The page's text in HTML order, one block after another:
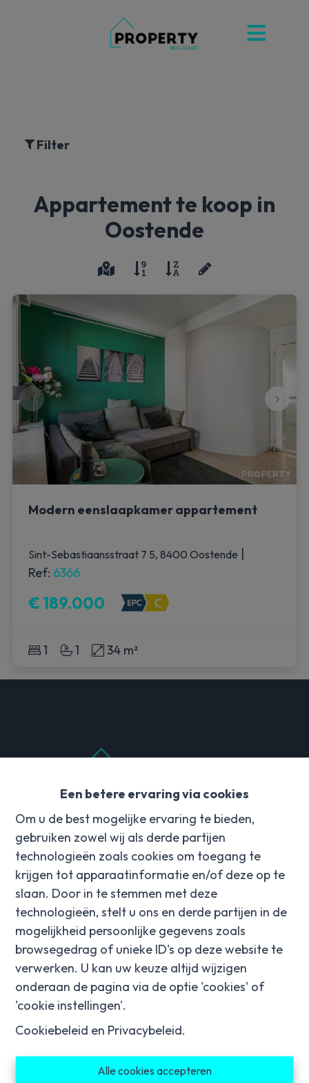
Een betere ervaring via cookies
Om u de best mogelijke ervaring te bieden,
gebruiken zowel wij als derde partijen
technologieën zoals cookies om toegang te
krijgen tot apparaatinformatie en/of deze op te
slaan. Door in te stemmen met deze
technologieën, stelt u ons en derde partijen in de
mogelijkheid persoonlijke gegevens zoals
browsegedrag of unieke ID's op deze website te
verwerken. U kan uw keuze altijd wijzigen
onderaan de pagina via de optie 'cookies' of
'cookie instellingen'.
Cookiebeleid en Privacybeleid.
Alle cookies accepteren
Filter
Appartement te koop in
Oostende
Modern eenslaapkamer appartement
Sint-Sebastiaansstraat 7 5, 8400 Oostende
Ref: 6366
€ 189.000
1 1 34 m²
Contact
Hulstedorp 18
8531 Hulste
info@property-vastgoed.be
+32 56 96 08 00
Social media
Te koop in Harelbeke
Te koop in Hulste